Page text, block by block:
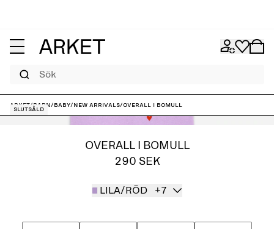
ARKET/Barn/Baby/New arrivals/Overall i bomull
Slutsåld
OVERALL I BOMULL
290 SEK
LILA/RÖD +7